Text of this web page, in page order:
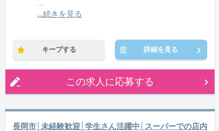
※残業：0〜5時間程度/月
...続きを見る
キープする 詳細を見る
この求人に応募する
長岡市│未経験歓迎│学生さん活躍中│スーパーでの店内